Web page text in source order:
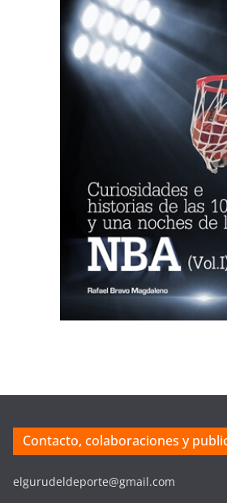
Contacto, colaboraciones y
elgurudeldeporte@gmail.com